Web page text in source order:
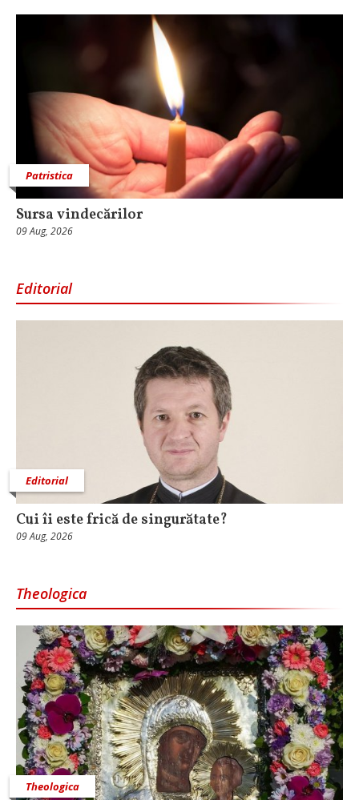
Patristica
Sursa vindecărilor
09 Aug, 2026
Editorial
Editorial
Cui îi este frică de singurătate?
09 Aug, 2026
Theologica
Theologica